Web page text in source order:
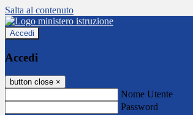
Salta al contenuto
Accedi
Accedi
button close ×
Nome Utente
Password